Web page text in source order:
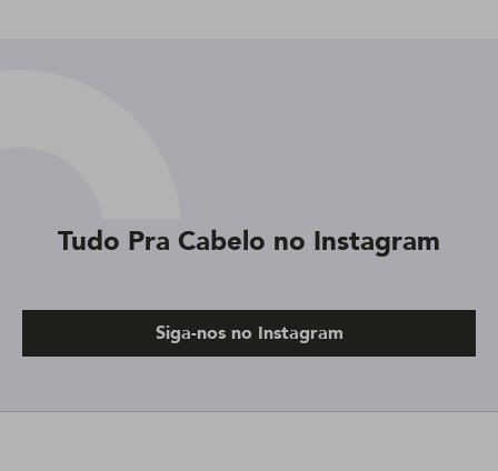
Tudo Pra Cabelo no Instagram
Siga-nos no Instagram